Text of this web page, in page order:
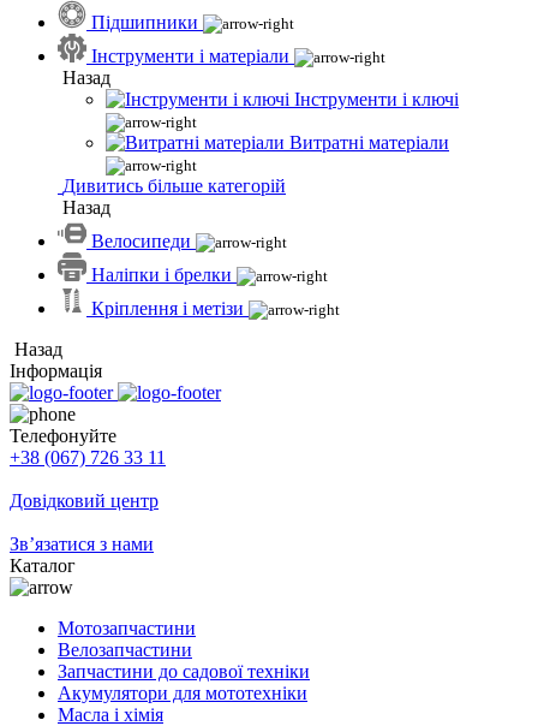
Підшипники
Інструменти і матеріали
Назад
Інструменти і ключі
Витратні матеріали
Дивитись більше категорій
Назад
Велосипеди
Наліпки і брелки
Кріплення і метізи
Назад
Інформація
Телефонуйте
+38 (067) 726 33 11
Довідковий центр
Зв’язатися з нами
Каталог
Мотозапчастини
Велозапчастини
Запчастини до садової техніки
Акумулятори для мототехніки
Масла і хімія